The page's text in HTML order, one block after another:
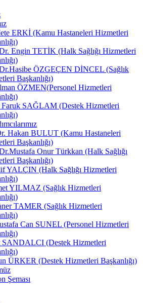
ERKİ (Kamu Hastaneleri Hizmetleri
Engin TETİK (Halk Sağlığı Hizmetleri
ÖZGEÇEN DİNCEL (Sağlık
Başkanlığı)
ÖZMEN(Personel Hizmetleri
Faruk SAĞLAM (Destek Hizmetleri
Hakan BULUT (Kamu Hastaneleri
Başkanlığı)
Onur Türkkan (Halk Sağlığı
Başkanlığı)
YALÇIN (Halk Sağlığı Hizmetleri
YILMAZ (Sağlık Hizmetleri
TAMER (Sağlık Hizmetleri
Can SUNEL (Personel Hizmetleri
SANDALCI (Destek Hizmetleri
ÜRKER (Destek Hizmetleri Başkanlığı)
Şeması